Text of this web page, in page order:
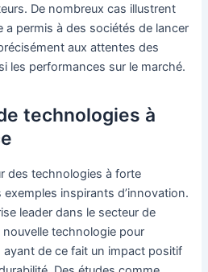
De nombreux cas illustrent
permis à des sociétés de lancer
aux attentes des
les performances sur le marché.
technologies à
des technologies à forte
inspirants d’innovation.
leader dans le secteur de
nouvelle technologie pour
ayant de ce fait un impact positif